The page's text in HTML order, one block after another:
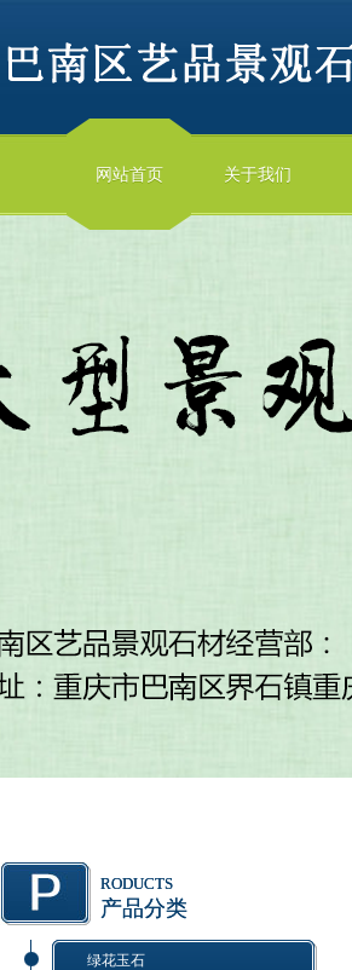
网站首页 关于我们
RODUCTS
产品分类
绿花玉石